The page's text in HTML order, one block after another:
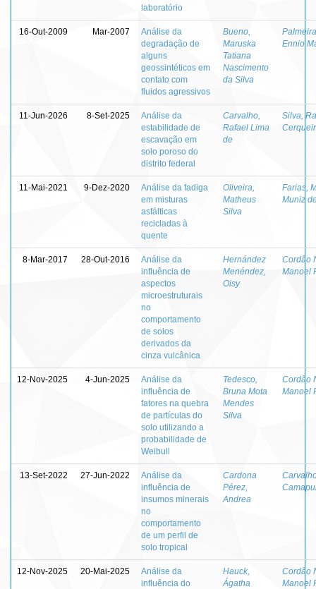
laboratório
16-Out-2009 Mar-2007
Análise da
degradação de
alguns
geossintéticos em
contato com
fluidos agressivos
Bueno,
Maruska
Tatiana
Nascimento
da Silva
Ennio
11-Jun-2026 8-Set-2025
Análise da
estabilidade de
escavação em
solo poroso do
distrito federal
Carvalho,
Rafael Lima
de
Silva,
11-Mai-2021 9-Dez-2020
Análise da fadiga
em misturas
asfálticas
recicladas à
quente
Oliveira,
Matheus
Silva
Farias,
Muniz
8-Mar-2017 28-Out-2016
Análise da
influência de
aspectos
microestruturais
no
comportamento
de solos
derivados da
cinza vulcânica
Hernández
Menéndez,
Oisy
Cordão
Manoel
12-Nov-2025 4-Jun-2025
Análise da
influência de
fatores na quebra
de partículas do
solo utilizando a
probabilidade de
Weibull
Tedesco,
Bruna Mota
Mendes
Silva
Cordão
Manoel
13-Set-2022 27-Jun-2022
Análise da
influência de
insumos minerais
no
comportamento
de um perfil de
solo tropical
Cardona
Pérez,
Andrea
12-Nov-2025 20-Mai-2025
Análise da
influência do
Hauck,
Ágatha
Cordão
Manoel